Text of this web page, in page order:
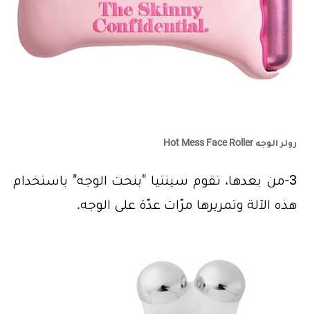
رولر الوجه Hot Mess Face Roller
3-من بعدها، تقوم سينتيا "بنحت الوجه" باستخدام
هذه الآلة وتمريرها مرّات عدّة على الوجه.